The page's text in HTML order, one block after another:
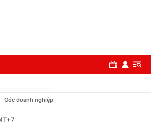
Góc doanh nghiệp